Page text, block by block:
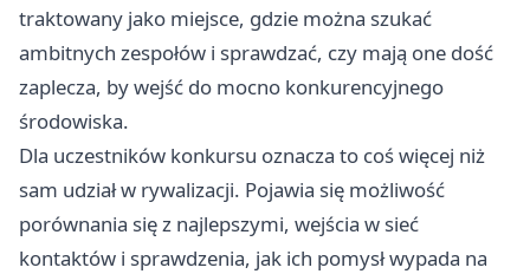
traktowany jako miejsce, gdzie można szukać
ambitnych zespołów i sprawdzać, czy mają one dość
zaplecza, by wejść do mocno konkurencyjnego
środowiska.
Dla uczestników konkursu oznacza to coś więcej niż
sam udział w rywalizacji. Pojawia się możliwość
porównania się z najlepszymi, wejścia w sieć
kontaktów i sprawdzenia, jak ich pomysł wypada na